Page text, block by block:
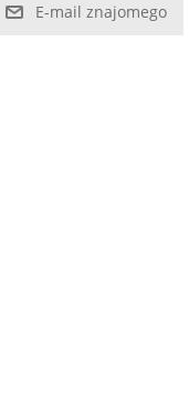
E-mail znajomego